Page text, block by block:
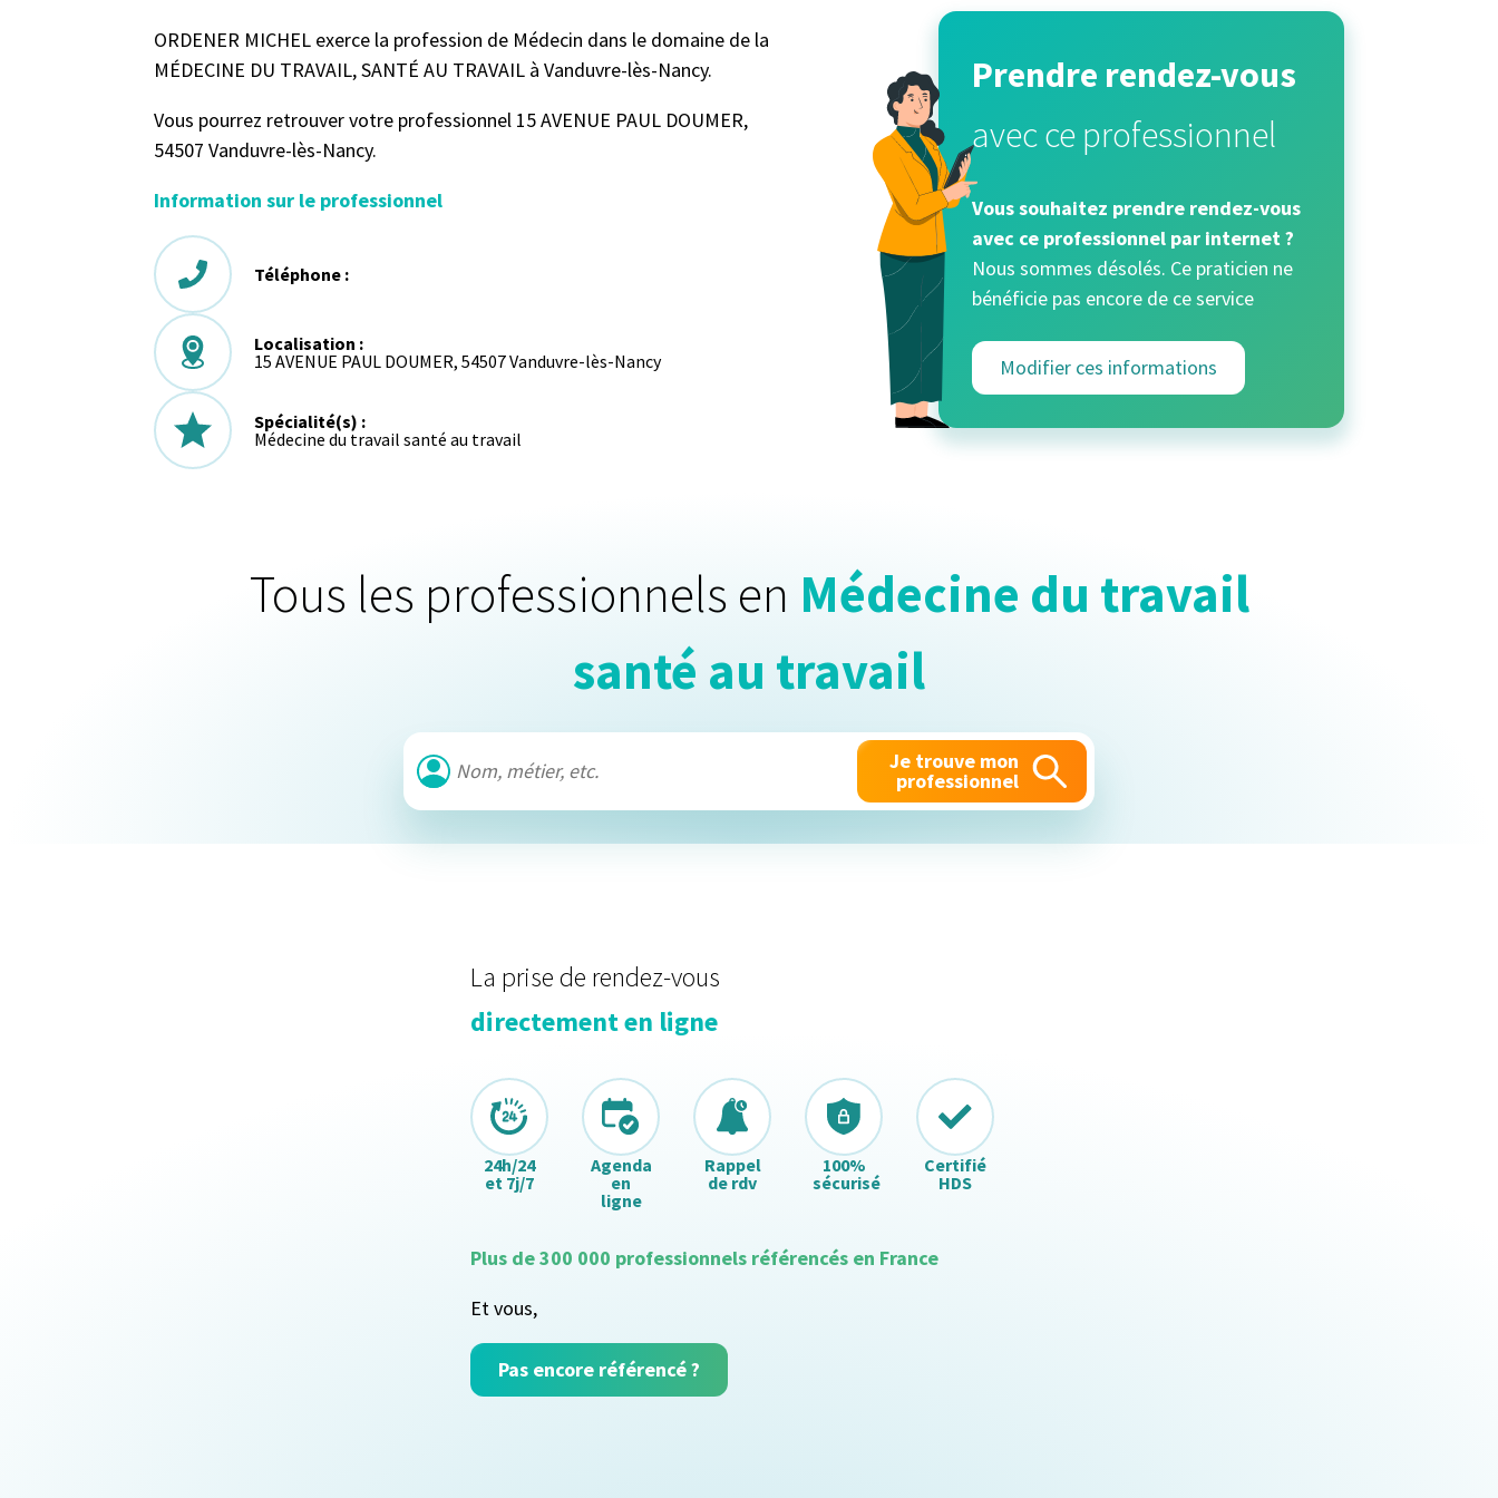
ORDENER MICHEL exerce la profession de Médecin dans le domaine de la
MÉDECINE DU TRAVAIL, SANTÉ AU TRAVAIL à Vanduvre-lès-Nancy.
Vous pourrez retrouver votre professionnel 15 AVENUE PAUL DOUMER,
54507 Vanduvre-lès-Nancy.
Information sur le professionnel
Téléphone :
Localisation :
15 AVENUE PAUL DOUMER, 54507 Vanduvre-lès-Nancy
Spécialité(s) :
Médecine du travail santé au travail
Prendre rendez-vous
avec ce professionnel
Vous souhaitez prendre rendez-vous
avec ce professionnel par internet ?
Nous sommes désolés. Ce praticien ne
bénéficie pas encore de ce service
Modifier ces informations
Tous les professionnels en Médecine du travail
santé au travail
Je trouve mon
professionnel
La prise de rendez-vous
directement en ligne
24h/24
et 7j/7
Agenda
en
ligne
Rappel
de rdv
100%
sécurisé
Certifié
HDS
Plus de 300 000 professionnels référencés en France
Et vous,
Pas encore référencé ?
Mot de passe
Se souvenir de moi